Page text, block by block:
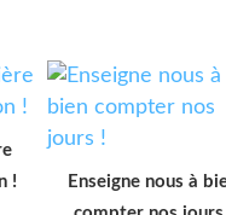
!
Enseigne nous à